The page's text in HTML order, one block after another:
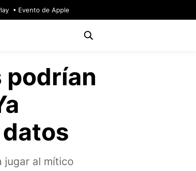
Evento de Apple
podrían
jugar al mítico